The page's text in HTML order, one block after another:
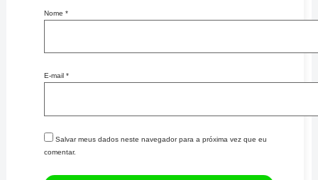
Nome *
E-mail *
Salvar meus dados neste navegador para a próxima vez que eu
comentar.